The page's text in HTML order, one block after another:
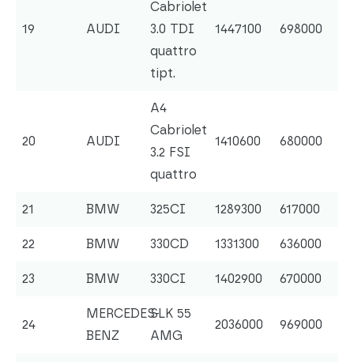
19 AUDI
Cabriolet
3.0 TDI
quattro
tipt.
1447100 698000
20 AUDI
A4
Cabriolet
3.2 FSI
quattro
1410600 680000
21 BMW 325CI 1289300 617000
22 BMW 330CD 1331300 636000
23 BMW 330CI 1402900 670000
24
MERCEDES-
BENZ
SLK 55
AMG
2036000 969000